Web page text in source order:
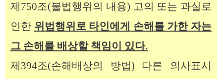
제750조(불법행위의 내용) 고의 또는 과실로
인한 위법행위로 타인에게 손해를 가한 자는
그 손해를 배상할 책임이 있다.
제394조(손해배상의 방법) 다른 의사표시